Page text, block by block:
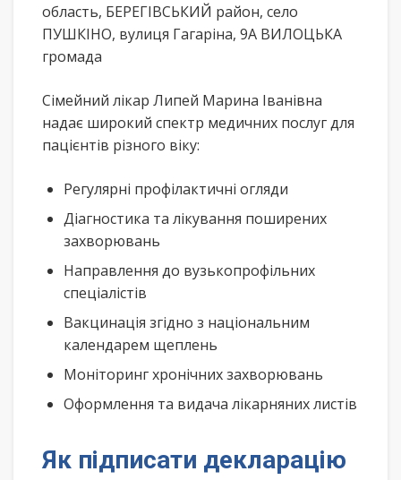
область, БЕРЕГІВСЬКИЙ район, село
ПУШКІНО, вулиця Гагаріна, 9А ВИЛОЦЬКА
громада
Сімейний лікар Липей Марина Іванівна
надає широкий спектр медичних послуг для
пацієнтів різного віку:
Регулярні профілактичні огляди
Діагностика та лікування поширених
захворювань
Направлення до вузькопрофільних
спеціалістів
Вакцинація згідно з національним
календарем щеплень
Моніторинг хронічних захворювань
Оформлення та видача лікарняних листів
Як підписати декларацію